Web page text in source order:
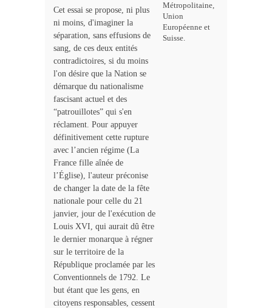
Cet essai se propose, ni plus
ni moins, d'imaginer la
séparation, sans effusions de
sang, de ces deux entités
contradictoires, si du moins
l'on désire que la Nation se
démarque du nationalisme
fascisant actuel et des
“patrouillotes” qui s'en
réclament. Pour appuyer
définitivement cette rupture
avec l’ancien régime (La
France fille aînée de
l’Église), l'auteur préconise
de changer la date de la fête
nationale pour celle du 21
janvier, jour de l'exécution de
Louis XVI, qui aurait dû être
le dernier monarque à régner
sur le territoire de la
République proclamée par les
Conventionnels de 1792. Le
but étant que les gens, en
citoyens responsables, cessent
Métropolitaine,
Union
Européenne et
Suisse.